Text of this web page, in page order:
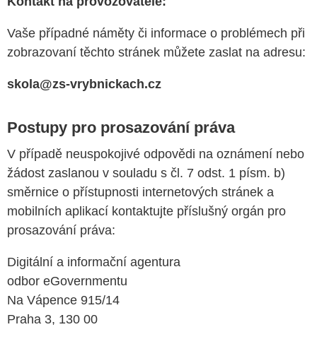
Vaše případné náměty či informace o problémech při
zobrazovaní těchto stránek můžete zaslat na adresu:
skola@zs-vrybnickach.cz
Postupy pro prosazování práva
V případě neuspokojivé odpovědi na oznámení nebo
žádost zaslanou v souladu s čl. 7 odst. 1 písm. b)
směrnice o přístupnosti internetových stránek a
mobilních aplikací kontaktujte příslušný orgán pro
prosazování práva:
Digitální a informační agentura
odbor eGovernmentu
Na Vápence 915/14
Praha 3, 130 00